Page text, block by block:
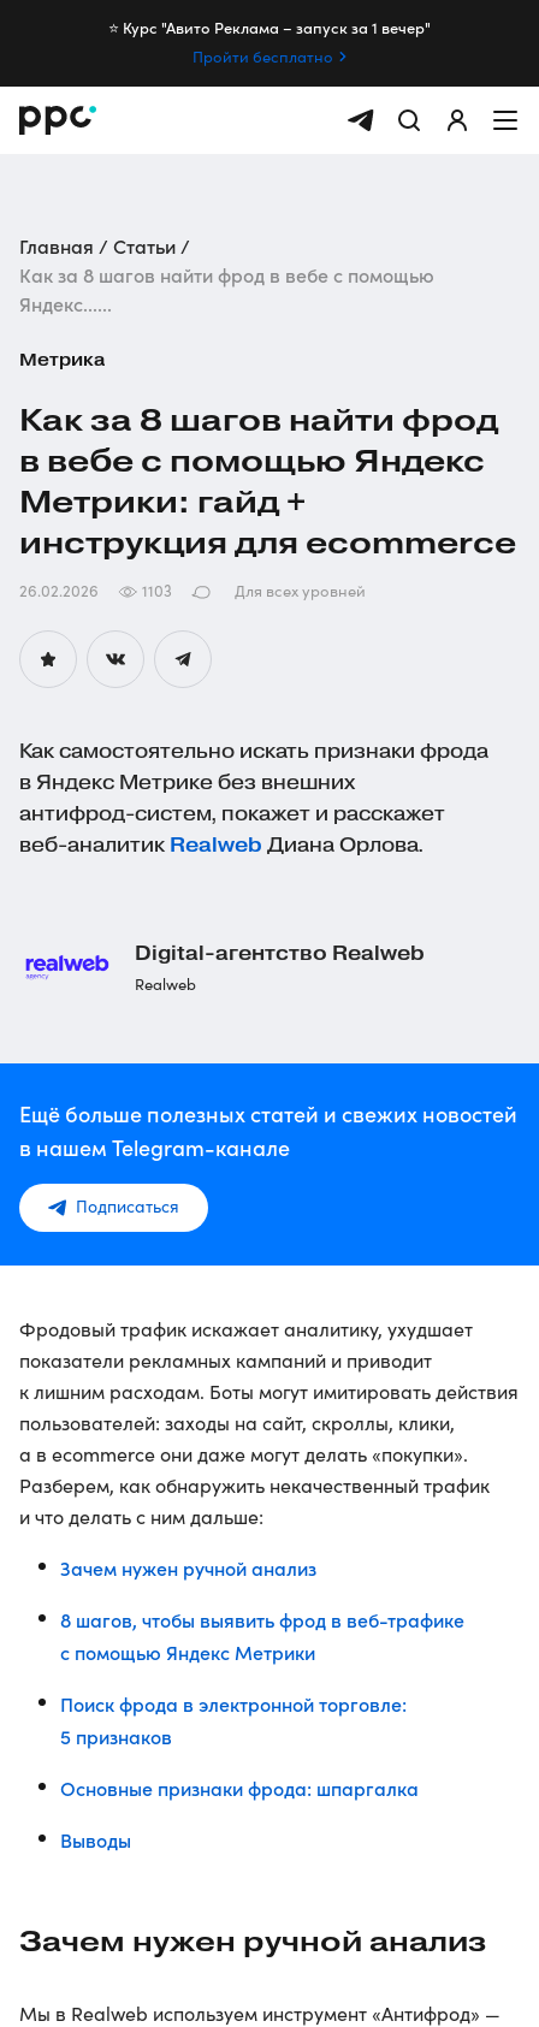
⭐️ Курс "Авито Реклама – запуск за 1 вечер"
Пройти бесплатно
Главная
Статьи
Как за 8 шагов найти фрод в вебе с помощью
Яндекс......
Метрика
Как за 8 шагов найти фрод
в вебе с помощью Яндекс
Метрики: гайд +
инструкция для ecommerce
26.02.2026 1103 Для всех уровней
Как самостоятельно искать признаки фрода
в Яндекс Метрике без внешних
антифрод-систем, покажет и расскажет
веб-аналитик Realweb Диана Орлова.
Digital-агентство Realweb
Realweb
Ещё больше полезных статей и свежих новостей
в нашем Telegram-канале
Подписаться
Фродовый трафик искажает аналитику, ухудшает
показатели рекламных кампаний и приводит
к лишним расходам. Боты могут имитировать действия
пользователей: заходы на сайт, скроллы, клики,
а в ecommerce они даже могут делать «покупки».
Разберем, как обнаружить некачественный трафик
и что делать с ним дальше:
Зачем нужен ручной анализ
8 шагов, чтобы выявить фрод в веб-трафике
с помощью Яндекс Метрики
Поиск фрода в электронной торговле:
5 признаков
Основные признаки фрода: шпаргалка
Выводы
Зачем нужен ручной анализ
Мы в Realweb используем инструмент «Антифрод» —